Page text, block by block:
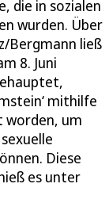
die in sozialen
wurden. Über
Bergmann ließ
8. Juni
mithilfe
worden, um
Diese
es unter